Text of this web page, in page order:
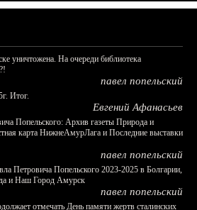
уничтожена. На очереди библиотека
павел попельский
Итог.
Евгений Афанасьев
Попельского: Архив газеты Природа и
карта НижнеАмурЛага и Последние выставки
павел попельский
Петровича Попельского 2023-2025 в Болгарии,
и Наш Город Амурск
павел попельский
отмечать День памяти жертв сталинских